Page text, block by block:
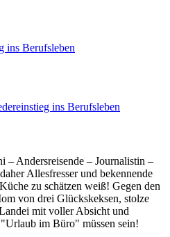
ins Berufsleben
– Andersreisende – Journalistin –
Allesfresser und bekennende
zu schätzen weiß! Gegen den
von drei Glückskeksen, stolze
mit voller Absicht und
im Büro" müssen sein!